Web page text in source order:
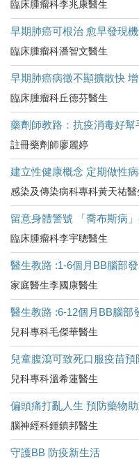
臨床腫瘤科李兆康醫生
早期肺癌可根治 愈早發現
臨床腫瘤科潘智文醫生
早期肺癌病徵不顯擴散快
臨床腫瘤科丘德芬醫生
藥劑師教路：抗疫消毒好
註冊藥劑師廖麗婷
建立性健康概念 定期做性
感染及傳染病科專科黃天祐醫
留意身體警號 「喬布斯病
臨床腫瘤科李宇聰醫生
醫生教路 :1-6個月BB腦部
家庭醫生李國康醫生
醫生教路 :6-12個月BB腦部
兒科專科毛傑華醫生
兒童腹瀉可致死口服疫苗預
兒科專科溫希蓮醫生
偏頭痛打亂人生 預防藥物
腦神經科鍾鎮邦醫生
守護BB 防疫新生活